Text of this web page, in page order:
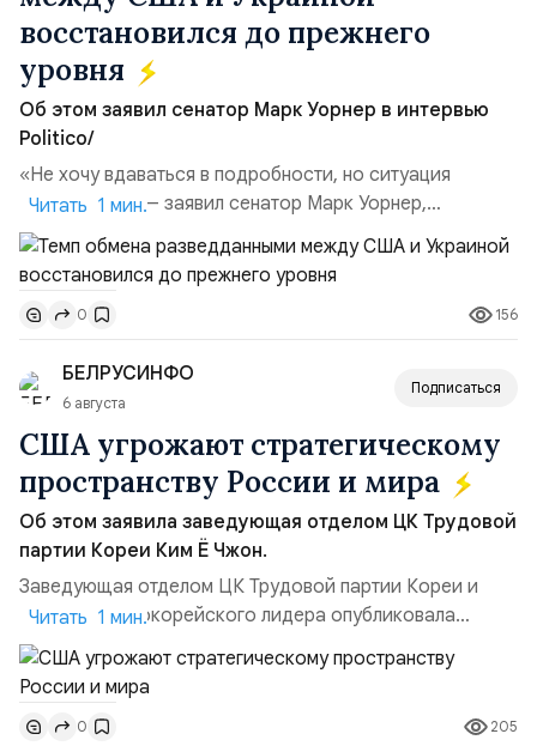
восстановился до прежнего
уровня
Об этом заявил сенатор Марк Уорнер в интервью
Politico/
«Не хочу вдаваться в подробности, но ситуация
улучшилась», — заявил сенатор Марк Уорнер,
высокопоставленный член комитета по разведке,
добавив, что использование Украиной беспилотников и
ракет большой дальности позволило ей наносить
удары вглубь российской территории и укрепило её
позиции.Сотрудничество со стороны США стало
ключом к позитивному пов...
Читать 1 мин.
0 156
БЕЛРУСИНФО
6 августа
Подписаться
США угрожают стратегическому
пространству России и мира
Об этом заявила заведующая отделом ЦК Трудовой
партии Кореи Ким Ё Чжон.
Заведующая отделом ЦК Трудовой партии Кореи и
сестра северокорейского лидера опубликовала
заявление для прессы в ответ на проведение Токио
совместных с флотом США запусков крылатых ракет
Томагавк.«Япония отбросила обманчивую видимость
„исключительно оборонительной страны“ и выносит
Читать 1 мин.
0 205